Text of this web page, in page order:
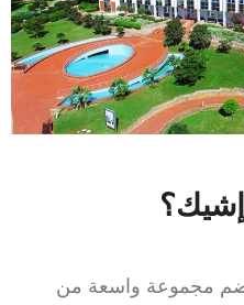
إشيك؟
تضم مجموعة واسعة من